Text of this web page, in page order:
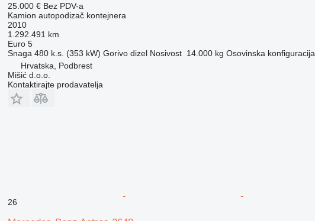
25.000 € Bez PDV-a
Kamion autopodizač kontejnera
2010
1.292.491 km
Euro 5
Snaga 480 k.s. (353 kW) Gorivo dizel Nosivost 14.000 kg Osovinska konfiguracija
Hrvatska, Podbrest
Mišić d.o.o.
Kontaktirajte prodavatelja
26